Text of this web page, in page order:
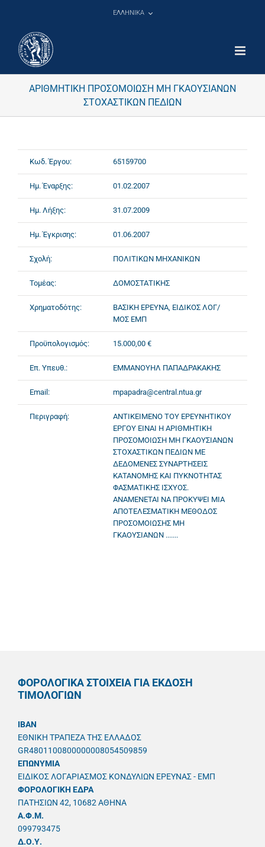
ΕΛΛΗΝΙΚΑ
ΑΡΙΘΜΗΤΙΚΗ ΠΡΟΣΟΜΟΙΩΣΗ ΜΗ ΓΚΑΟΥΣΙΑΝΩΝ
ΣΤOΧΑΣΤΙΚΩΝ ΠΕΔΙΩΝ
Κωδ. Έργου: 65159700
Ημ. Έναρξης: 01.02.2007
Ημ. Λήξης: 31.07.2009
Ημ. Έγκρισης: 01.06.2007
Σχολή: ΠΟΛΙΤΙΚΩΝ ΜΗΧΑΝΙΚΩΝ
Τομέας: ΔΟΜΟΣΤΑΤΙΚΗΣ
Χρηματοδότης:
ΒΑΣΙΚΗ ΕΡΕΥΝΑ, ΕΙΔΙΚΟΣ ΛΟΓ/
ΜΟΣ ΕΜΠ
Προϋπολογισμός: 15.000,00 €
Επ. Υπευθ.: ΕΜΜΑΝΟΥΗΛ ΠΑΠΑΔΡΑΚΑΚΗΣ
Email: mpapadra@central.ntua.gr
Περιγραφή:
ΑΝΤΙΚΕΙΜΕΝΟ ΤΟΥ ΕΡΕΥΝΗΤΙΚΟΥ
ΕΡΓΟΥ ΕΙΝΑΙ Η ΑΡΙΘΜΗΤΙΚΗ
ΠΡΟΣΟΜΟΙΩΣΗ ΜΗ ΓΚΑΟΥΣΙΑΝΩΝ
ΣΤΟΧΑΣΤΙΚΩΝ ΠΕΔΙΩΝ ΜΕ
ΔΕΔΟΜΕΝΕΣ ΣΥΝΑΡΤΗΣΕΙΣ
ΚΑΤΑΝΟΜΗΣ ΚΑΙ ΠΥΚΝΟΤΗΤΑΣ
ΦΑΣΜΑΤΙΚΗΣ ΙΣΧΥΟΣ.
ΑΝΑΜΕΝΕΤΑΙ ΝΑ ΠΡΟΚΥΨΕΙ ΜΙΑ
ΑΠΟΤΕΛΕΣΜΑΤΙΚΗ ΜΕΘΟΔΟΣ
ΠΡΟΣΟΜΟΙΩΣΗΣ ΜΗ
ΓΚΑΟΥΣΙΑΝΩΝ .......
ΦΟΡΟΛΟΓΙΚΑ ΣΤΟΙΧΕΙΑ ΓΙΑ ΕΚΔΟΣΗ
ΤΙΜΟΛΟΓΙΩΝ
IBAN
ΕΘΝΙΚΗ ΤΡΑΠΕΖΑ ΤΗΣ ΕΛΛΑΔΟΣ
GR4801100800000008054509859
ΕΠΩΝΥΜΙΑ
ΕΙΔΙΚΟΣ ΛΟΓΑΡΙΑΣΜΟΣ ΚΟΝΔΥΛΙΩΝ ΕΡΕΥΝΑΣ - ΕΜΠ
ΦΟΡΟΛΟΓΙΚΗ ΕΔΡΑ
ΠΑΤΗΣΙΩΝ 42, 10682 ΑΘΗΝΑ
A.Φ.Μ.
099793475
Δ.Ο.Υ.